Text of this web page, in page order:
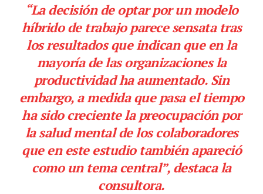
“La decisión de optar por un modelo
híbrido de trabajo parece sensata tras
los resultados que indican que en la
mayoría de las organizaciones la
productividad ha aumentado. Sin
embargo, a medida que pasa el tiempo
ha sido creciente la preocupación por
la salud mental de los colaboradores
que en este estudio también apareció
como un tema central”, destaca la
consultora.